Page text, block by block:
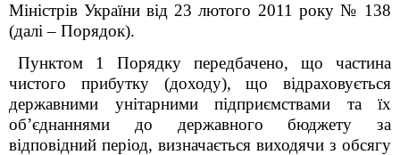
Міністрів України від 23 лютого 2011 року № 138
(далі – Порядок).
Пунктом 1 Порядку передбачено, що частина
чистого прибутку (доходу), що відраховується
державними унітарними підприємствами та їх
об’єднаннями до державного бюджету за
відповідний період, визначається виходячи з обсягу